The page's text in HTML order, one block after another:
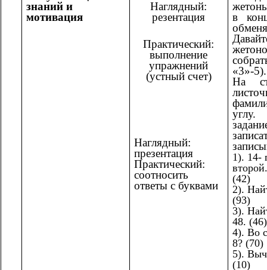
знаний и
мотивация
Наглядный:
резентация
Практический:
выполнение
упражнений
(устный счет)
Наглядный:
презентация
Практический:
соотносить
ответы с буквами
в
«3»-5).
На
1). 14-
(42)
2).
(93)
3).
48. (46)
4). Во
8? (70)
5).
(10)